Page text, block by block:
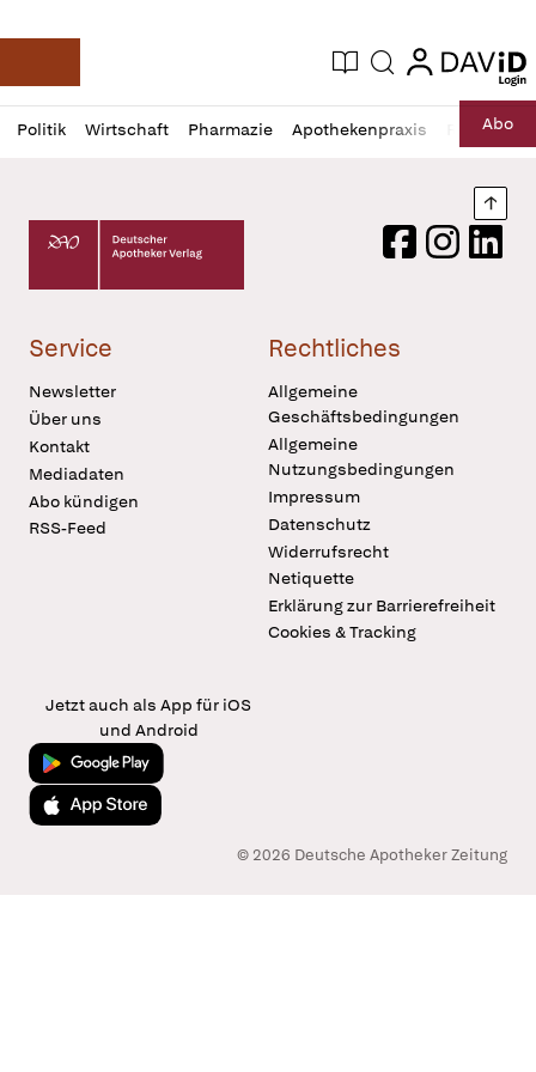
Deutsche Apotheker Zeitung
Aktuelle Ausgabe
Suche login
login
Politik Wirtschaft Pharmazie Apothekenpraxis RechtAbo
Profil
öffnen
Daz
Pur
Deutscher Apotheker Verlag Logo
FacebookInstagram
Service
Newsletter
Über uns
Kontakt
Mediadaten
Abo kündigen
RSS-Feed
Rechtliches
Allgemeine
Geschäftsbedingungen
Allgemeine
Nutzungsbedingungen
Impressum
Datenschutz
Widerrufsrecht
Netiquette
Erklärung zur Barrierefreiheit
Cookies & Tracking
Jetzt auch als App für iOS
und Android
Jetzt bei Google Play
Laden im App Store
© 2026 Deutsche Apotheker Zeitung